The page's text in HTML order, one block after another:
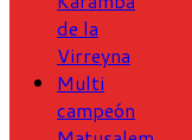
de la
Virreyna
Multi
campeón